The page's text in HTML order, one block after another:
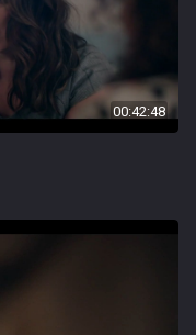
00:42:48